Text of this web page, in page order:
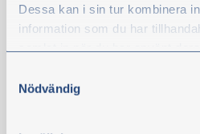
Dessa kan i sin tur kombinera
information som du har
Du kan när som helst ändra ditt
samtycke klickar du på
Nödvändig